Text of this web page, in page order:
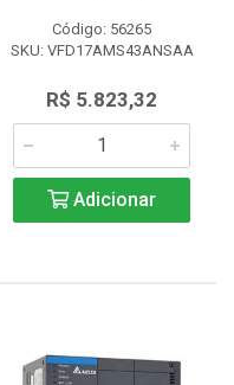
Código: 56265
SKU: VFD17AMS43ANSAA
R$ 5.823,32
Adicionar